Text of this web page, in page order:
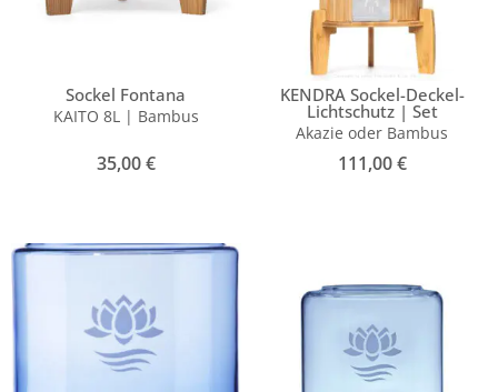
Sockel Fontana
KAITO 8L | Bambus
35,00€
KENDRA Sockel-Deckel-
Lichtschutz | Set
Akazie oder Bambus
111,00€